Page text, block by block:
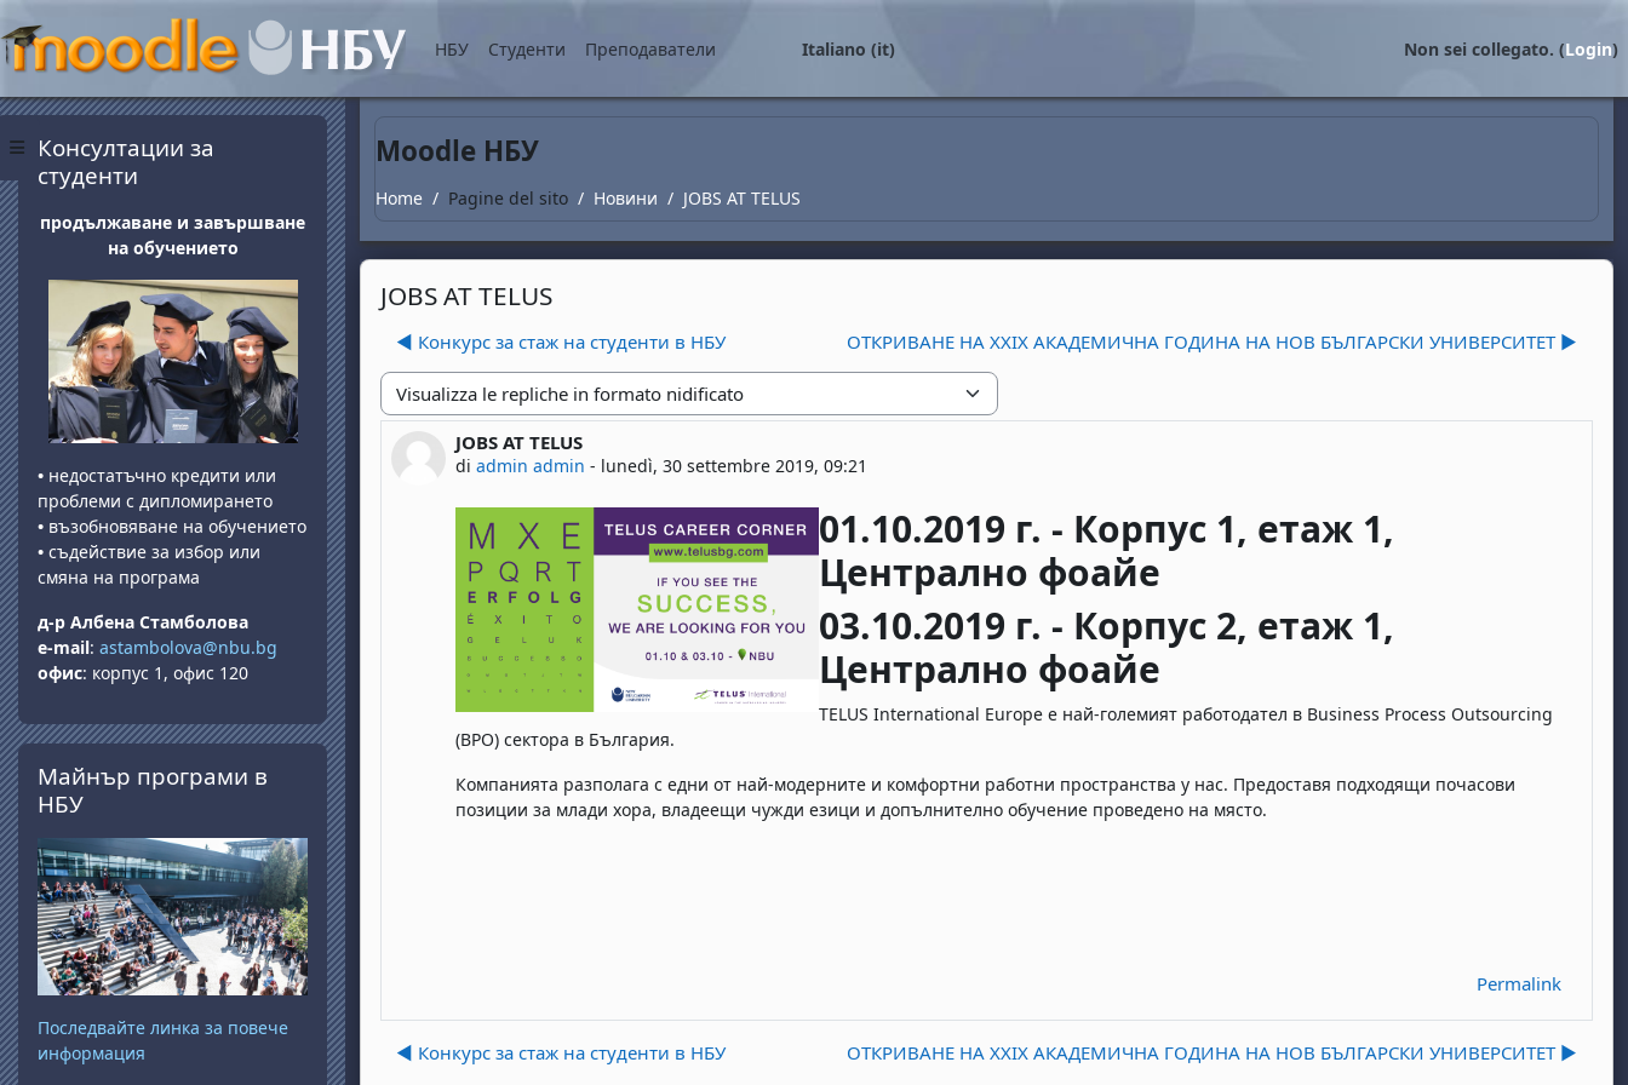
Pannello laterale
НБУ Студенти Преподаватели Italiano ‎(it)‎ Non sei collegato. (Login)
Moodle НБУ
Home Pagine del sito Новини JOBS AT TELUS
JOBS AT TELUS
◀︎ Конкурс за стаж на студенти в НБУ ОТКРИВАНЕ НА XXIX АКАДЕМИЧНА ГОДИНА НА НОВ БЪЛГАРСКИ УНИВЕРСИТЕТ ▶︎
Modalità visualizzazione
JOBS AT TELUS
di admin admin - lunedì, 30 settembre 2019, 09:21
Numero di risposte: 0
01.10.2019 г. - Корпус 1, етаж 1,
Централно фоайе
03.10.2019 г. - Корпус 2, етаж 1,
Централно фоайе
TELUS International Europe е най-големият работодател в Business Process Outsourcing
(BPO) сектора в България.
Компанията разполага с едни от най-модерните и комфортни работни пространства у нас. Предоставя подходящи почасови
позиции за млади хора, владеещи чужди езици и допълнително обучение проведено на място.
Permalink
◀︎ Конкурс за стаж на студенти в НБУ ОТКРИВАНЕ НА XXIX АКАДЕМИЧНА ГОДИНА НА НОВ БЪЛГАРСКИ УНИВЕРСИТЕТ ▶︎
Blocchi
Консултации за
студенти
продължаване и завършване
на обучението
• недостатъчно кредити или
проблеми с дипломирането
• възобновяване на обучението
• съдействие за избор или
смяна на програма
д-р Албена Стамболова
e-mail: astambolova@nbu.bg
офис: корпус 1, офис 120
Salta Майнър програми в НБУ
Майнър програми в
НБУ
Последвайте линка за повече
информация